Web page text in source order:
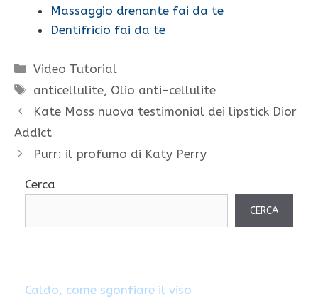
Massaggio drenante fai da te
Dentifricio fai da te
Categorie
Video Tutorial
Tag
anticellulite, Olio anti-cellulite
Kate Moss nuova testimonial dei lipstick Dior
Addict
Purr: il profumo di Katy Perry
Cerca
CERCA
Caldo, come sgonfiare il viso